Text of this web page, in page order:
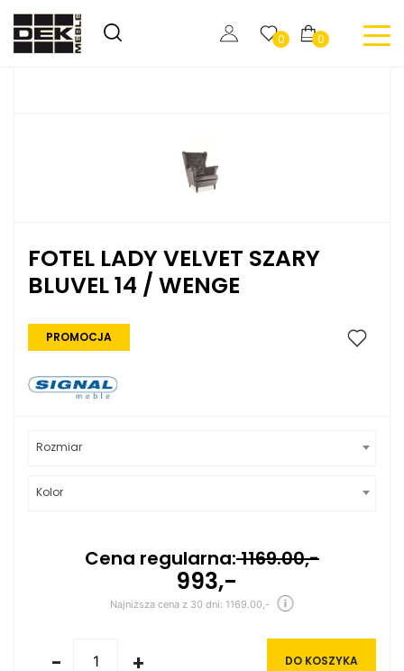
0 0
FOTEL LADY VELVET SZARY
BLUVEL 14 / WENGE
PROMOCJA
Rozmiar
Kolor
Cena regularna:1169.00,-
993,-
Najniższa cena z 30 dni: 1169.00,-
- + DO KOSZYKA